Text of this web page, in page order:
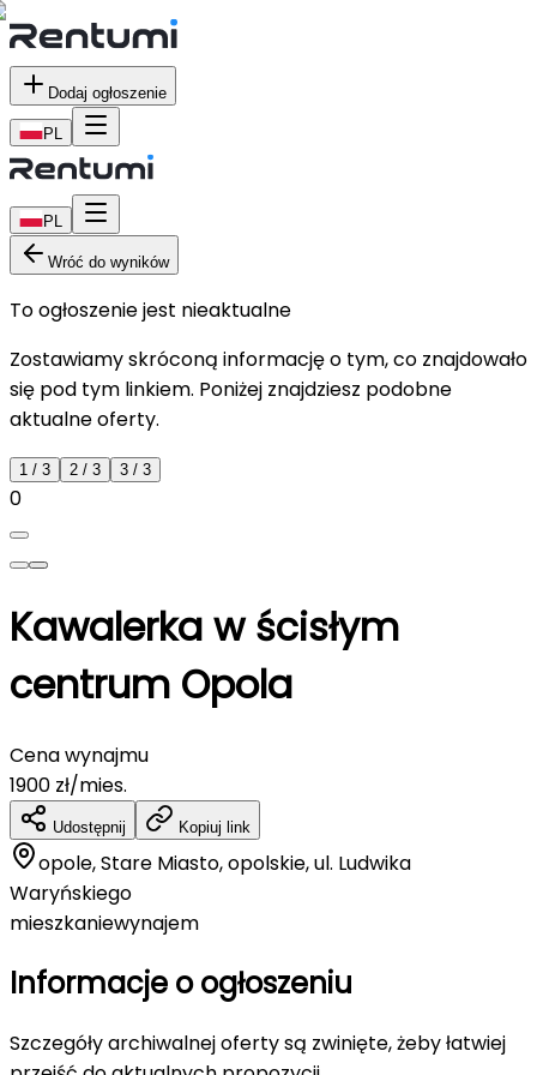
Dodaj ogłoszenie
PL
PL
Wróć do wyników
To ogłoszenie jest nieaktualne
Zostawiamy skróconą informację o tym, co znajdowało
się pod tym linkiem. Poniżej znajdziesz podobne
aktualne oferty.
1 / 3 2 / 3 3 / 3
0
Kawalerka w ścisłym
centrum Opola
Cena wynajmu
1900 zł/mies.
Udostępnij Kopiuj link
opole, Stare Miasto, opolskie, ul. Ludwika
Waryńskiego
mieszkaniewynajem
Informacje o ogłoszeniu
Szczegóły archiwalnej oferty są zwinięte, żeby łatwiej